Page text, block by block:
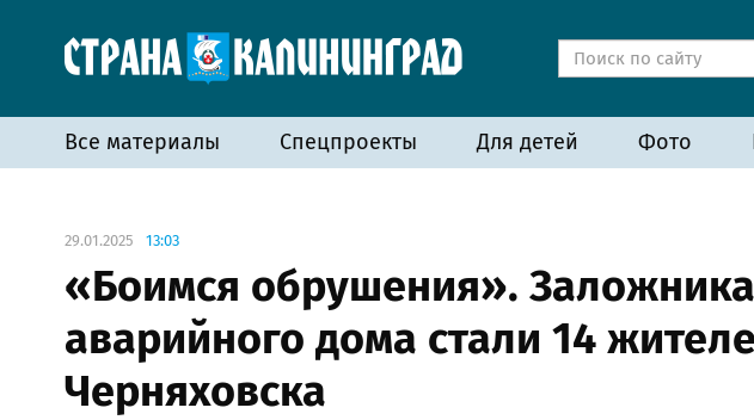
Все материалы Спецпроекты Для детей Фото
29.01.2025 13:03
«Боимся обрушения».
аварийного дома стали 14
Черняховска